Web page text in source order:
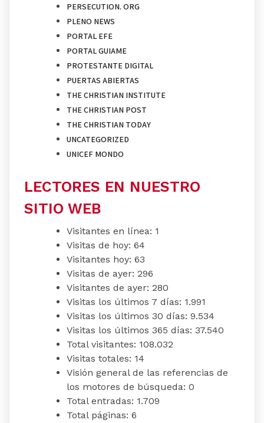
PERSECUTION. ORG
PLENO NEWS
PORTAL EFE
PORTAL GUIAME
PROTESTANTE DIGITAL
PUERTAS ABIERTAS
THE CHRISTIAN INSTITUTE
THE CHRISTIAN POST
THE CHRISTIAN TODAY
UNCATEGORIZED
UNICEF MONDO
LECTORES EN NUESTRO
SITIO WEB
Visitantes en línea: 1
Visitas de hoy: 64
Visitantes hoy: 63
Visitas de ayer: 296
Visitantes de ayer: 280
Visitas los últimos 7 días: 1.991
Visitas los últimos 30 días: 9.534
Visitas los últimos 365 días: 37.540
Total visitantes: 108.032
Visitas totales: 14
Visión general de las referencias de
los motores de búsqueda: 0
Total entradas: 1.709
Total páginas: 6